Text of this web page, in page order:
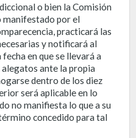
o bien la Comisión
manifestado por el
practicará las
y notificará al
en que se llevará a
alegatos ante la propia
dentro de los diez
será aplicable en lo
no manifiesta lo que a su
concedido para tal